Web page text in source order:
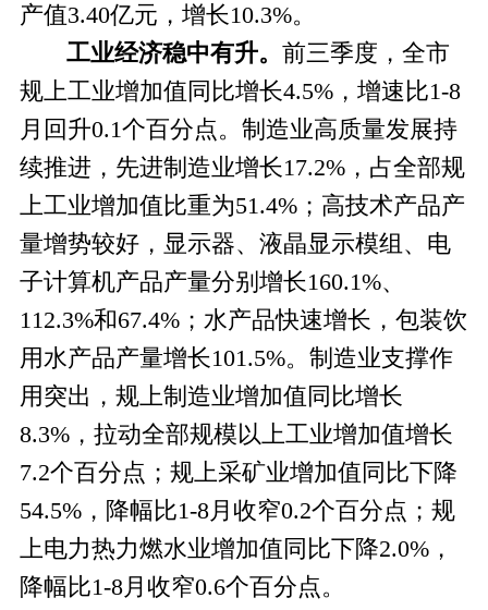
产值3.40亿元，增长10.3%。
工业经济稳中有升。 前三季度，全市
规上工业增加值同比增长4.5%，增速比1-8
月回升0.1个百分点。 制造业高质量发展持
续推进， 先进制造业增长17.2%，占全部规
上工业增加值比重为51.4%； 高技术产品产
量增势较好，显示器、液晶显示模组、电
子计算机产品产量分别增长160.1%、
112.3%和67.4%；水产品快速增长，包装饮
用水产品产量增长101.5%。 制造业支撑作
用突出 ，规上制造业增加值同比增长
8.3%，拉动全部规模以上工业增加值增长
7.2个百分点；规上采矿业增加值同比下降
54.5%，降幅比1-8月收窄0.2个百分点；规
上电力热力燃水业增加值同比下降2.0%，
降幅比1-8月收窄0.6个百分点。